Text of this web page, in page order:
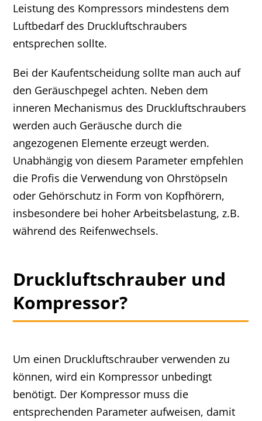
Leistung des Kompressors mindestens dem
Luftbedarf des Druckluftschraubers
entsprechen sollte.
Bei der Kaufentscheidung sollte man auch auf
den Geräuschpegel achten. Neben dem
inneren Mechanismus des Druckluftschraubers
werden auch Geräusche durch die
angezogenen Elemente erzeugt werden.
Unabhängig von diesem Parameter empfehlen
die Profis die Verwendung von Ohrstöpseln
oder Gehörschutz in Form von Kopfhörern,
insbesondere bei hoher Arbeitsbelastung, z.B.
während des Reifenwechsels.
Druckluftschrauber und
Kompressor?
Um einen Druckluftschrauber verwenden zu
können, wird ein Kompressor unbedingt
benötigt. Der Kompressor muss die
entsprechenden Parameter aufweisen, damit